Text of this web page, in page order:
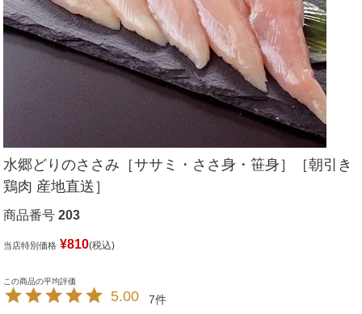
水郷どりのささみ［ササミ・ささ身・笹身］［朝引き
鶏肉 産地直送］
商品番号 203
当店特別価格 ¥810 税込
5.00 7